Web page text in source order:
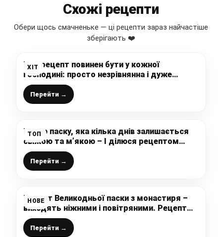
Схожі рецепти
Обери щось смачненьке — ці рецепти зараз найчастіше
зберігають ❤️
ХІТ
Цей рецепт повинен бути у кожної
господині: просто незрівнянна і дуже
смачна Паска, здобна, м’якенька,
повітряна з ідеальною глазур’ю на желатині
Перейти →
ТОП
Готую паску, яка кілька днів залишається
свіжою та м’якою – І ділюся рецептом
глазурі, яка не тріскається
Перейти →
НОВЕ
Рецепт Великодньої паски з монастиря –
виходять ніжними і повітряними. Рецепт
білкової глазурі
Перейти →